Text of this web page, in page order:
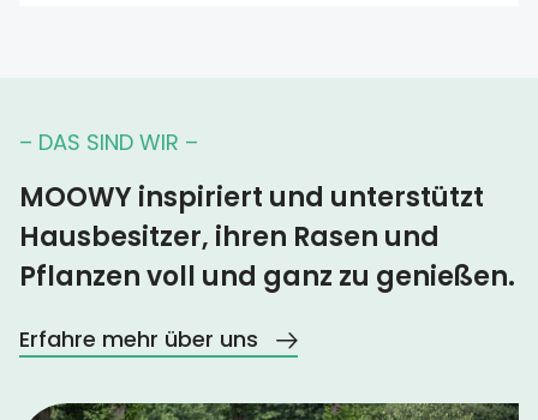
– DAS SIND WIR –
MOOWY inspiriert und unterstützt
Hausbesitzer, ihren Rasen und
Pflanzen voll und ganz zu genießen.
Erfahre mehr über uns